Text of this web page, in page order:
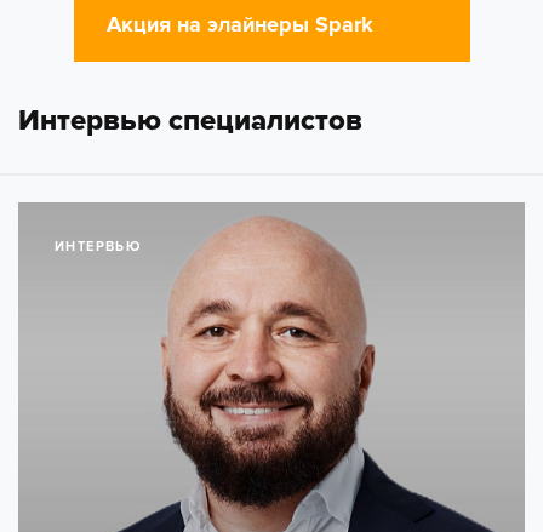
Акция на элайнеры Spark
Интервью специалистов
ИНТЕРВЬЮ